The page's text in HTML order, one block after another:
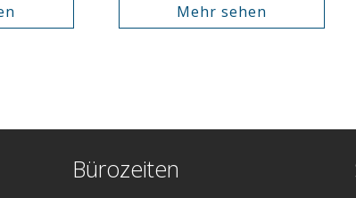
Mehr sehen
Bürozeiten